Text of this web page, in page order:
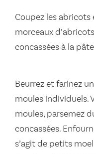
Coupez les abricots
morceaux
concassées à la
Beurrez et farinez
moules individuels.
moules, parsemez
concassées.
s’agit de petits